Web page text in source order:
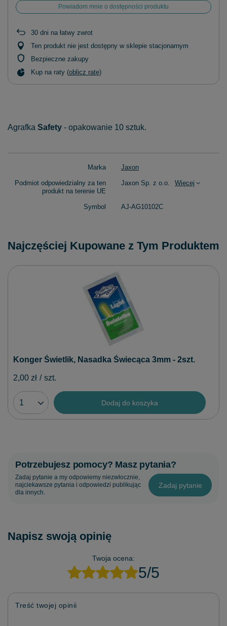
Powiadom mnie o dostępności produktu
30 dni na łatwy zwrot
Ten produkt nie jest dostępny w sklepie stacjonarnym
Bezpieczne zakupy
Kup na raty (oblicz ratę)
Agrafka Safety - opakowanie 10 sztuk.
Marka Jaxon
Podmiot odpowiedzialny za ten
produkt na terenie UE
Jaxon Sp. z o.o. Więcej
Symbol AJ-AG10102C
Najczęściej Kupowane z Tym Produktem
Konger Świetlik, Nasadka Świecąca 3mm - 2szt.
2,00 zł / szt.
Dodaj do koszyka
Potrzebujesz pomocy? Masz pytania?
Zadaj pytanie a my odpowiemy niezwłocznie,
najciekawsze pytania i odpowiedzi publikując
dla innych.
Zadaj pytanie
Napisz swoją opinię
Twoja ocena:
5/5
Treść twojej opinii